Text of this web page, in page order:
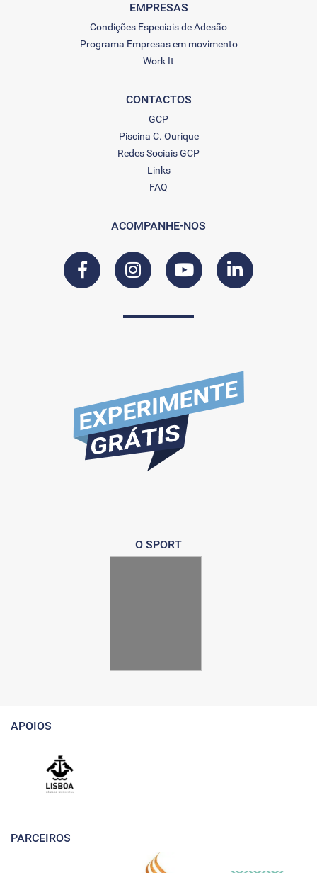
EMPRESAS
Condições Especiais de Adesão
Programa Empresas em movimento
Work It
CONTACTOS
GCP
Piscina C. Ourique
Redes Sociais GCP
Links
FAQ
ACOMPANHE-NOS
O SPORT
APOIOS
PARCEIROS